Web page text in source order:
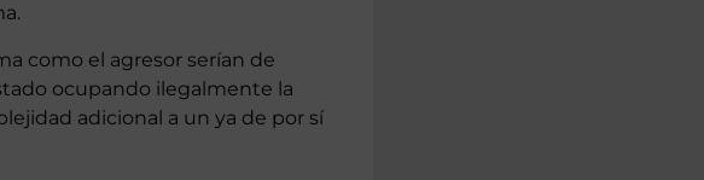
como el agresor serían de
ocupando ilegalmente la
adicional a un ya de por sí